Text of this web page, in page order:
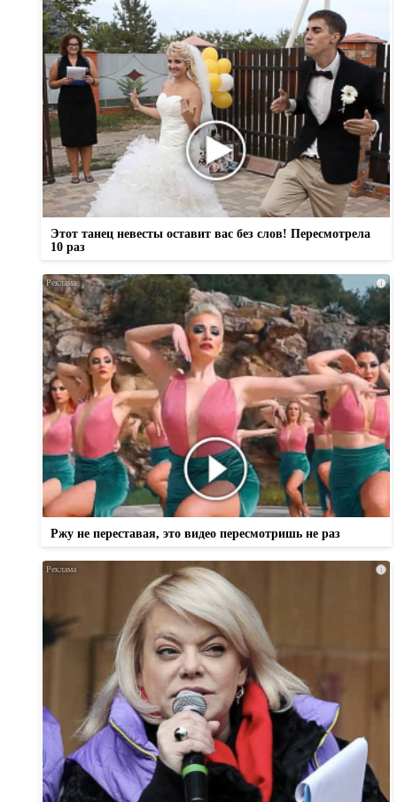
Этот танец невесты оставит вас без слов! Пересмотрела
10 раз
i
Ржу не переставая, это видео пересмотришь не раз
i